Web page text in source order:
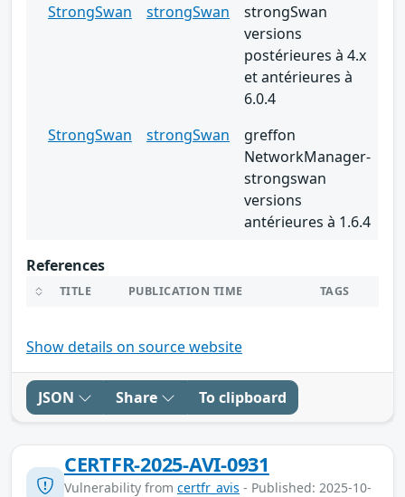
StrongSwan strongSwan
strongSwan
versions
postérieures à 4.x
et antérieures à
6.0.4
StrongSwan
strongSwan
greffon
NetworkManager-
strongswan
versions
antérieures à 1.6.4
References
TITLE PUBLICATION TIME TAGS
Show details on source website
JSON Share To clipboard
CERTFR-2025-AVI-0931
Vulnerability from certfr_avis - Published: 2025-10-